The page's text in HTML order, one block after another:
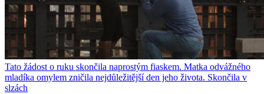
Tato žádost o ruku skončila naprostým fiaskem. Matka odvážného
mladíka omylem zničila nejdůležitější den jeho života. Skončila v
slzách